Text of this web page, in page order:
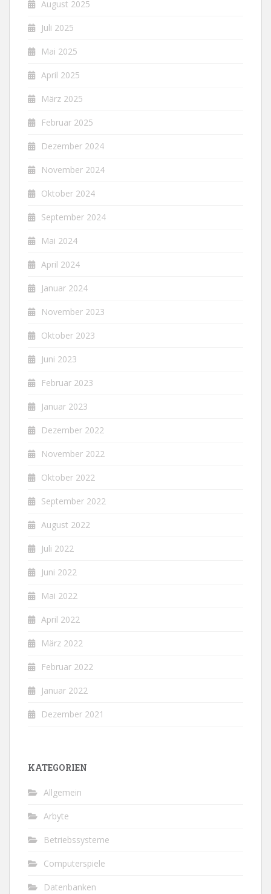
August 2025
Juli 2025
Mai 2025
April 2025
März 2025
Februar 2025
Dezember 2024
November 2024
Oktober 2024
September 2024
Mai 2024
April 2024
Januar 2024
November 2023
Oktober 2023
Juni 2023
Februar 2023
Januar 2023
Dezember 2022
November 2022
Oktober 2022
September 2022
August 2022
Juli 2022
Juni 2022
Mai 2022
April 2022
März 2022
Februar 2022
Januar 2022
Dezember 2021
KATEGORIEN
Allgemein
Arbyte
Betriebssysteme
Computerspiele
Datenbanken